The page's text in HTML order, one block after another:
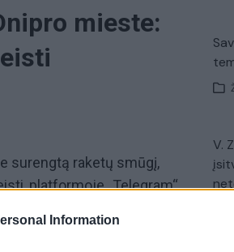
Information
mieste:
surengtą raketų smūgį,
platformoje „Telegram“
laikinasis vadovas
apie 15 sužeistųjų.
V.